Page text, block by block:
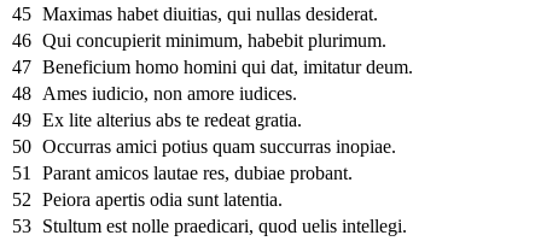
45 Maximas habet diuitias, qui nullas desiderat.
46 Qui concupierit minimum, habebit plurimum.
47 Beneficium homo homini qui dat, imitatur deum.
48
Ames iudicio, non amore iudices.
49 Ex lite alterius abs te redeat gratia.
50 Occurras amici potius quam succurras inopiae.
51
Parant amicos lautae res, dubiae probant.
52 Peiora apertis odia sunt latentia.
53
Stultum est nolle praedicari, quod uelis intellegi.